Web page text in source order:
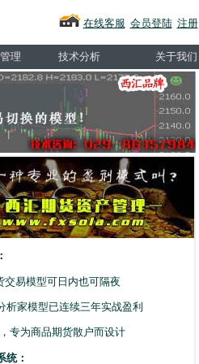
在线客服 会员登陆 注册
理 技术分析 关于我们
交易模型可日内也可隔夜
析家模型已连续三年实战盈利
专为商品期货散户而设计
统：